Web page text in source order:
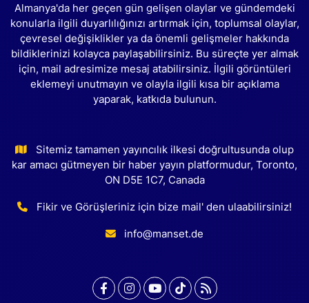
Almanya'da her geçen gün gelişen olaylar ve gündemdeki
konularla ilgili duyarlılığınızı artırmak için, toplumsal olaylar,
çevresel değişiklikler ya da önemli gelişmeler hakkında
bildiklerinizi kolayca paylaşabilirsiniz. Bu süreçte yer almak
için, mail adresimize mesaj atabilirsiniz. İlgili görüntüleri
eklemeyi unutmayın ve olayla ilgili kısa bir açıklama
yaparak, katkıda bulunun.
Sitemiz tamamen yayıncılık ilkesi doğrultusunda olup
kar amacı gütmeyen bir haber yayın platformudur, Toronto,
ON D5E 1C7, Canada
Fikir ve Görüşleriniz için bize mail' den ulaabilirsiniz!
info@manset.de